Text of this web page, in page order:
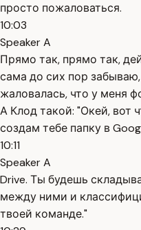
просто пожаловаться.
10:03
Speaker A
Прямо так, прямо так,
сама до сих пор
жаловалась, что у меня
А Клод такой: "Окей, вот
создам тебе папку в
10:11
Speaker A
Drive. Ты будешь
между ними и
твоей команде."